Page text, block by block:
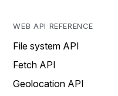
WEB API REFERENCE
File system API
Fetch API
Geolocation API